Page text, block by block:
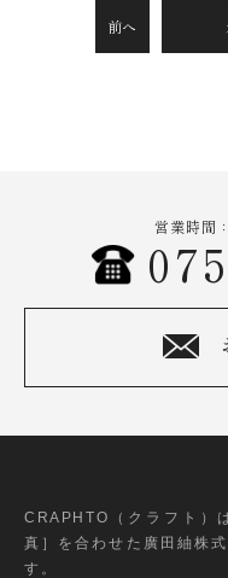
前へ
営業時間
CRAPHTO（クラフト）
真］ を合わせた廣田紬株
す。